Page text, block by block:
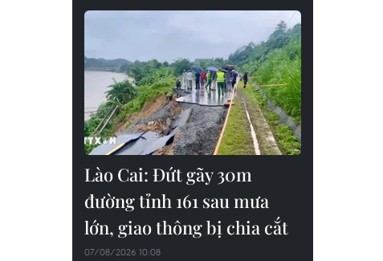
Lào Cai: Đứt gãy 30m
đường tỉnh 161 sau mưa
lớn, giao thông bị chia cắt
07/08/2026 10:08